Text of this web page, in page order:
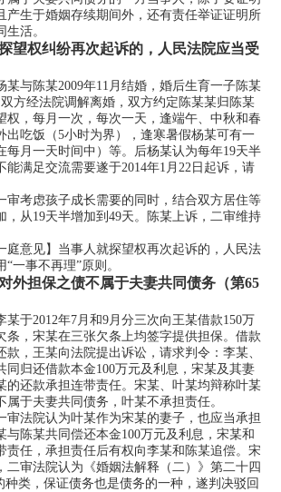
产生于婚姻存续期间外，还有责任举证证明所
活。
望权纠纷再次起诉的，人民法院应当受
与陈某2009年11月结婚，婚后生育一子陈某
方经法院调解离婚，双方约定陈某某归陈某
权，每月一次，每次一天，逢端午、中秋和春
出吃饭（5小时为界），逢寒暑假杨某可有一
每月一天时间中）等。后杨某认为每年19天半
能满足交流需要遂于2014年1月22日起诉，请
考虑孩子成长需要的同时，结合双方居住等
，从19天半增加到49天。陈某上诉，二审维持
意见】当事人就探望权再次起诉的，人民法
一事不再理”原则。
外担保之债不属于夫妻共同债务（第65
于2012年7月和9月分三次向王某借款150万
条，宋某在三张欠条上均签字提供担保。借款
款，王某向法院提出诉讼，请求判令：李某、
同归还借款本金100万元及利息，宋某及其妻
的还款承担连带责任。宋某、叶某均辩称叶某
属于夫妻共同债务，叶某不承担责任。
法院认为叶某作为宋某的妻子，也应当承担
与陈某共同偿还本金100万元及利息，宋某和
责任，承担责任后有权向李某和陈某追偿。宋
二审法院认为《婚姻法解释（二）》第二十四
种类，保证债务也是债务的一种，遂判决驳回